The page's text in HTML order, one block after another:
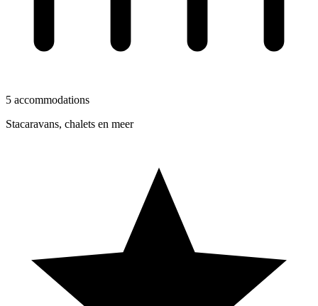
5 accommodations
Stacaravans, chalets en meer